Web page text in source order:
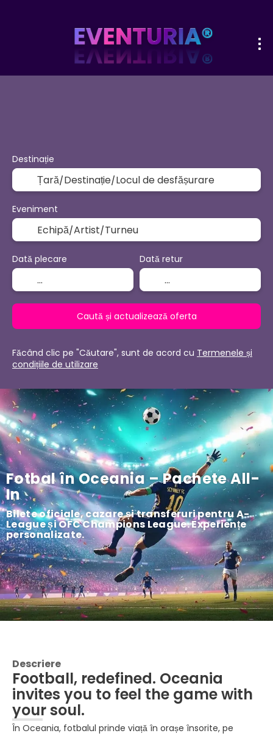
Fotbal în Oceania – Pachete All-
In
Bilete oficiale, cazare și transferuri pentru A-
League și OFC Champions League. Experiențe
personalizate.
Destinație
Eveniment
Dată plecare Dată retur
Caută și actualizează oferta
Făcând clic pe "Căutare", sunt de acord cu Termenele și
condițiile de utilizare
Descriere
Football, redefined. Oceania
invites you to feel the game with
your soul.
În Oceania, fotbalul prinde viață în orașe însorite, pe